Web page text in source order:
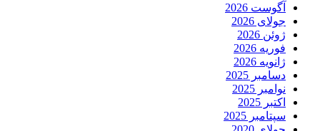
آگوست 2026
جولای 2026
ژوئن 2026
فوریه 2026
ژانویه 2026
دسامبر 2025
نوامبر 2025
اکتبر 2025
سپتامبر 2025